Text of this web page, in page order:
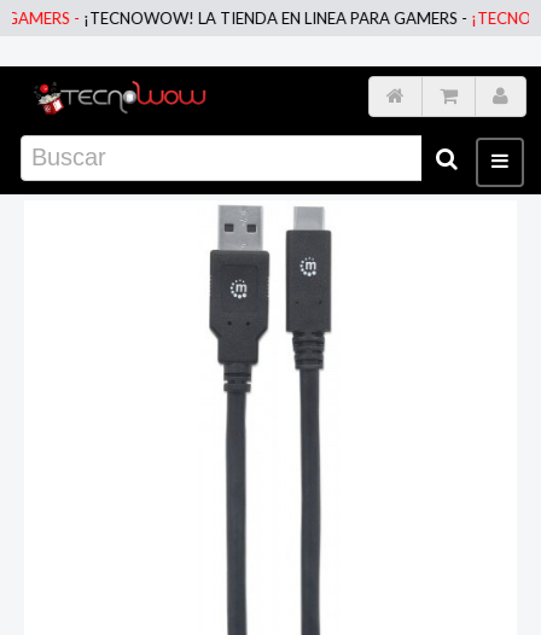
-¡TECNOWOW! LA TIENDA EN LINEA PARA GAMERS -